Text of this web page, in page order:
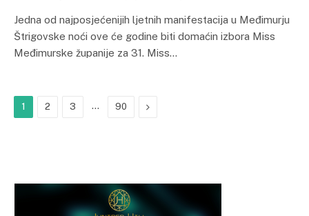
Jedna od najposjećenijih ljetnih manifestacija u Međimurju
Štrigovske noći ove će godine biti domaćin izbora Miss
Međimurske županije za 31. Miss…
1 2 3 … 90 Next